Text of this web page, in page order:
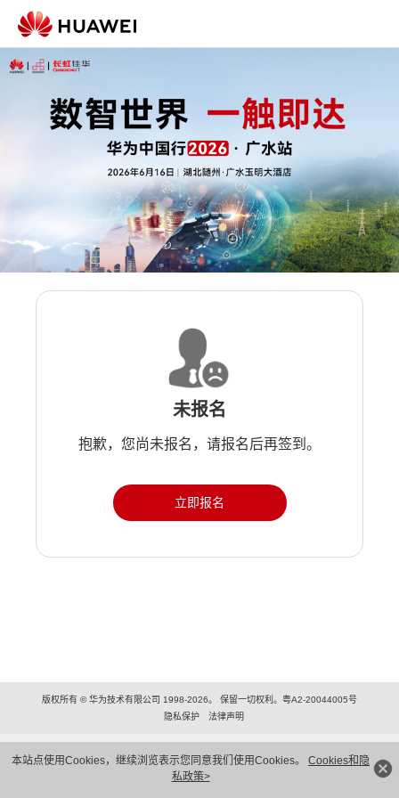
本站点使用Cookies，继续浏览表示您同意我们使用Cookies。 Cookies和隐
私政策>
未报名
抱歉，您尚未报名，请报名后再签到。
立即报名
版权所有 © 华为技术有限公司 1998-2026。 保留一切权利。粤A2-20044005号
隐私保护
法律声明